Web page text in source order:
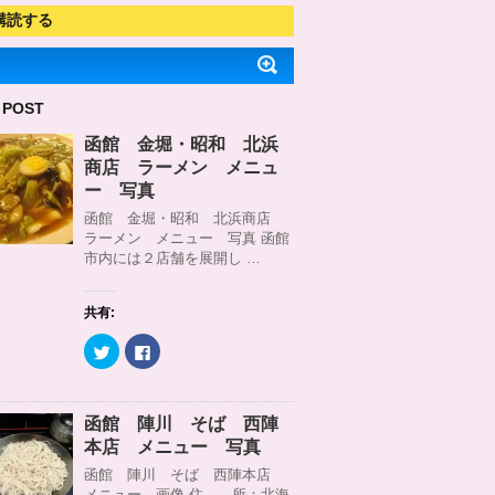
読する
函館 金堀・昭和 北浜
商店 ラーメン メニュ
ー 写真
函館 金堀・昭和 北浜商店
ラーメン メニュー 写真 函館
市内には２店舗を展開し …
共有:
ク
リ
し
て
T
w
i
t
F
a
b
o
o
k
で
共
有
函館 陣川 そば 西陣
本店 メニュー 写真
函館 陣川 そば 西陣本店